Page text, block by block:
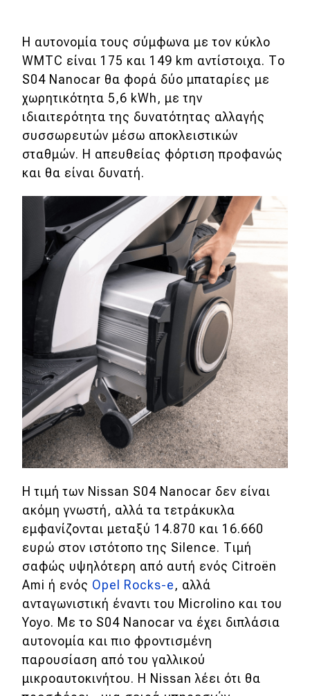
Συμβουλές
Χρηστικά
Συμβουλές
ΚΤΕΟ
Οδική βοήθεια
eDRIVE
DRIVE USED
Η αυτονομία τους σύμφωνα με τον κύκλο
WMTC είναι 175 και 149 km αντίστοιχα. Το
S04 Nanocar θα φορά δύο μπαταρίες με
χωρητικότητα 5,6 kWh, με την
ιδιαιτερότητα της δυνατότητας αλλαγής
συσσωρευτών μέσω αποκλειστικών
σταθμών. Η απευθείας φόρτιση προφανώς
και θα είναι δυνατή.
Η τιμή των Nissan S04 Nanocar δεν είναι
ακόμη γνωστή, αλλά τα τετράκυκλα
εμφανίζονται μεταξύ 14.870 και 16.660
ευρώ στον ιστότοπο της Silence. Τιμή
σαφώς υψηλότερη από αυτή ενός Citroën
Ami ή ενός Opel Rocks-e, αλλά
ανταγωνιστική έναντι του Microlino και του
Yoyo. Με το S04 Nanocar να έχει διπλάσια
αυτονομία και πιο φροντισμένη
παρουσίαση από του γαλλικού
μικροαυτοκινήτου. Η Nissan λέει ότι θα